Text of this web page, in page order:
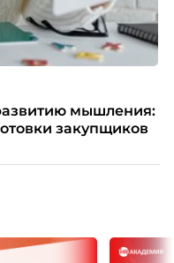
мышления:
закупщиков